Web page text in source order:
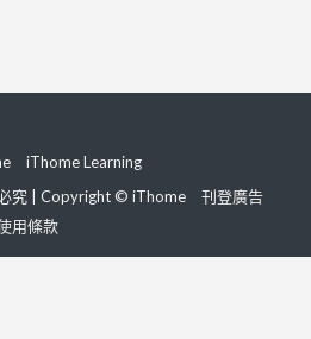
iThome Learning
究 | Copyright © iThome
刊登廣告
用條款